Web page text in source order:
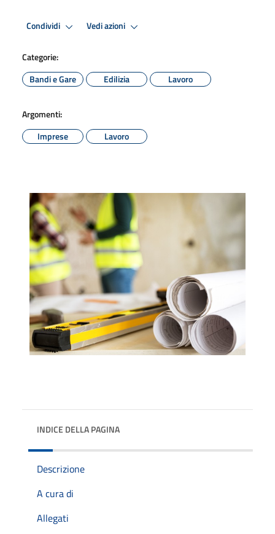
Condividi Vedi azioni
Categorie:
Bandi e Gare
Edilizia Lavoro
Argomenti:
Imprese
Lavoro
INDICE DELLA PAGINA
Descrizione
A cura di
Allegati